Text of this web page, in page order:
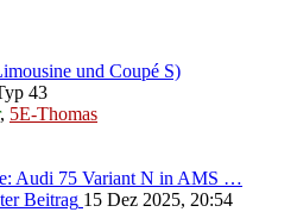
und Coupé S)
43
, 5E-Thomas
Audi 75 Variant N in AMS …
Beitrag 15 Dez 2025, 20:54